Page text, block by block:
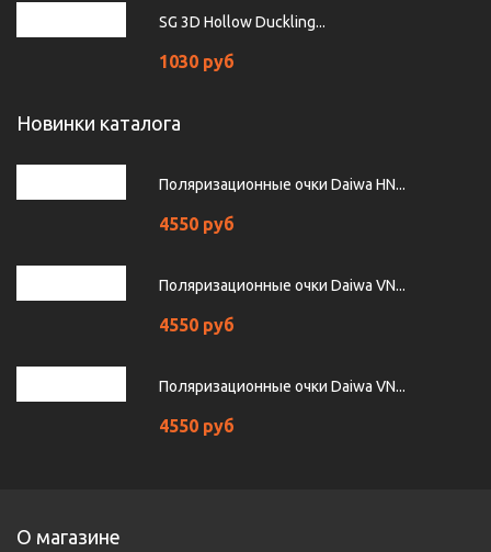
SG 3D Hollow Duckling...
1030 руб
Новинки каталога
Поляризационные очки Daiwa HN...
4550 руб
Поляризационные очки Daiwa VN...
4550 руб
Поляризационные очки Daiwa VN...
4550 руб
О магазине